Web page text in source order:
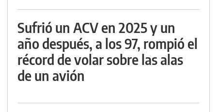
Sufrió un ACV en 2025 y un
año después, a los 97, rompió el
récord de volar sobre las alas
de un avión